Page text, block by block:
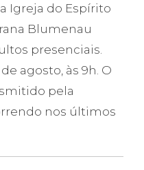
Igreja do Espírito
Blumenau
presenciais.
agosto, às 9h. O
pela
nos últimos